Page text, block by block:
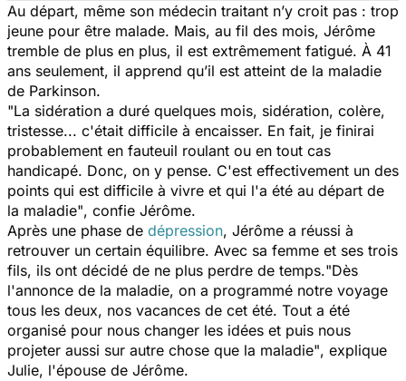
Au départ, même son médecin traitant n’y croit pas : trop
jeune pour être malade. Mais, au fil des mois, Jérôme
tremble de plus en plus, il est extrêmement fatigué. À 41
ans seulement, il apprend qu’il est atteint de la maladie
de Parkinson.
"La sidération a duré quelques mois, sidération, colère,
tristesse... c'était difficile à encaisser. En fait, je finirai
probablement en fauteuil roulant ou en tout cas
handicapé. Donc, on y pense. C'est effectivement un des
points qui est difficile à vivre et qui l'a été au départ de
la maladie", confie Jérôme.
Après une phase de dépression, Jérôme a réussi à
retrouver un certain équilibre. Avec sa femme et ses trois
fils, ils ont décidé de ne plus perdre de temps."Dès
l'annonce de la maladie, on a programmé notre voyage
tous les deux, nos vacances de cet été. Tout a été
organisé pour nous changer les idées et puis nous
projeter aussi sur autre chose que la maladie", explique
Julie, l'épouse de Jérôme.